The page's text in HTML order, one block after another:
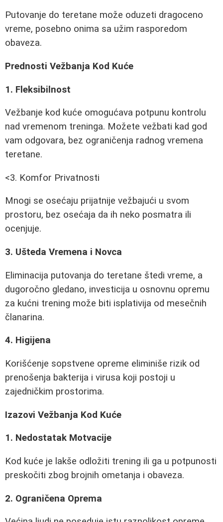
Putovanje do teretane može oduzeti dragoceno
vreme, posebno onima sa užim rasporedom
obaveza.
Prednosti Vežbanja Kod Kuće
1. Fleksibilnost
Vežbanje kod kuće omogućava potpunu kontrolu
nad vremenom treninga. Možete vežbati kad god
vam odgovara, bez ograničenja radnog vremena
teretane.
<3. Komfor Privatnosti
Mnogi se osećaju prijatnije vežbajući u svom
prostoru, bez osećaja da ih neko posmatra ili
ocenjuje.
3. Ušteda Vremena i Novca
Eliminacija putovanja do teretane štedi vreme, a
dugoročno gledano, investicija u osnovnu opremu
za kućni trening može biti isplativija od mesečnih
članarina.
4. Higijena
Korišćenje sopstvene opreme eliminiše rizik od
prenošenja bakterija i virusa koji postoji u
zajedničkim prostorima.
Izazovi Vežbanja Kod Kuće
1. Nedostatak Motvacije
Kod kuće je lakše odložiti trening ili ga u potpunosti
preskočiti zbog brojnih ometanja i obaveza.
2. Ograničena Oprema